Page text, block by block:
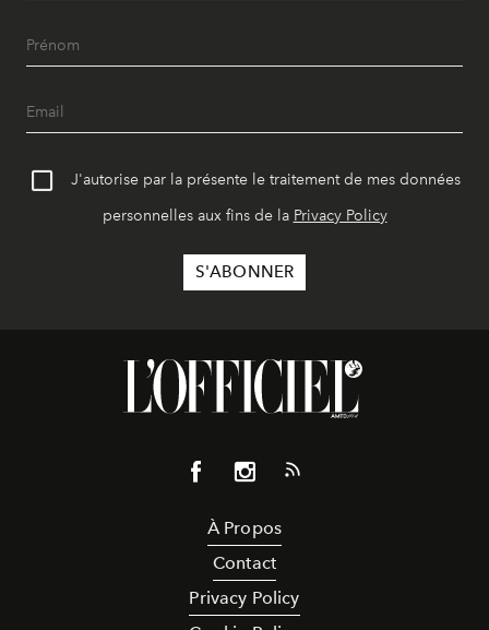
J'autorise par la présente le traitement de mes données
personnelles aux fins de la Privacy Policy
À Propos
Contact
Privacy Policy